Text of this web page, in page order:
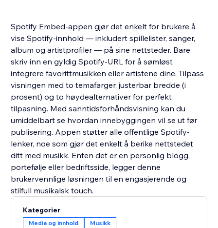
Spotify Embed-appen gjør det enkelt for brukere å
vise Spotify-innhold — inkludert spillelister, sanger,
album og artistprofiler — på sine nettsteder. Bare
skriv inn en gyldig Spotify-URL for å sømløst
integrere favorittmusikken eller artistene dine. Tilpass
visningen med to temafarger, justerbar bredde (i
prosent) og to høydealternativer for perfekt
tilpasning. Med sanntidsforhåndsvisning kan du
umiddelbart se hvordan innebyggingen vil se ut før
publisering. Appen støtter alle offentlige Spotify-
lenker, noe som gjør det enkelt å berike nettstedet
ditt med musikk. Enten det er en personlig blogg,
portefølje eller bedriftsside, legger denne
brukervennlige løsningen til en engasjerende og
stilfull musikalsk touch.
Kategorier
Media og innhold Musikk